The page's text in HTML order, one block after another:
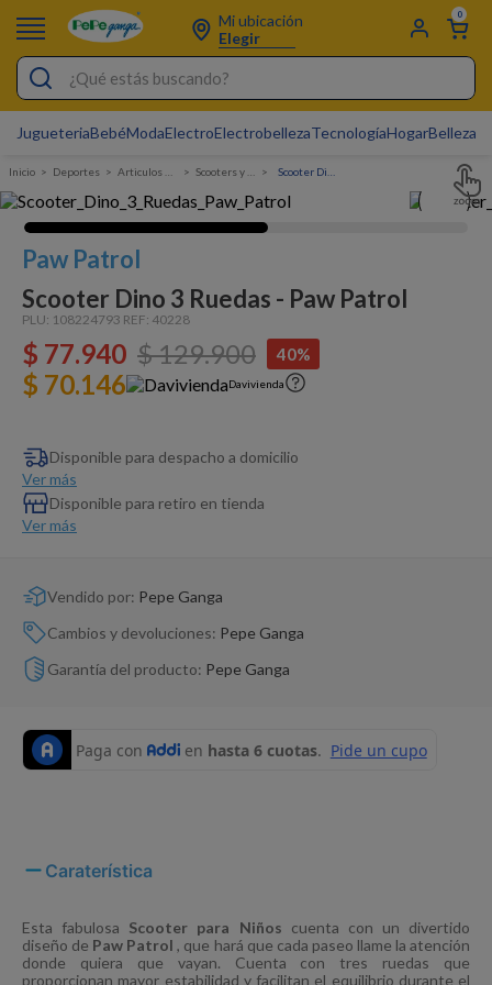
Mi ubicación
Elegir
0
¿Qué estás buscando?
JugueteriaBebéModaElectroElectrobellezaTecnologíaHogarBelleza
Deportes Articulos deportivos Scooters y patinetas
Paw Patrol
Scooter Dino 3 Ruedas - Paw Patrol
PLU: 108224793 REF: 40228
$ 77.940 $129.900 40%
$ 70.146 Davivienda
Disponible para despacho a domicilio
Ver más
Disponible para retiro en tienda
Ver más
Vendido por: Pepe Ganga
Cambios y devoluciones: Pepe Ganga
Garantía del producto: Pepe Ganga
Caraterística
Esta fabulosa Scooter para Niños cuenta con un divertido
diseño de Paw Patrol, que hará que cada paseo llame la atención
donde quiera que vayan. Cuenta con tres ruedas que
proporcionan mayor estabilidad y facilitan el equilibrio durante el
Pijamas
Electro
Figuras Toy Story
Carters
Cartas Pokemon
Silla Mecedora Bebé
Cuna Colecho
Dinosaurio Juguete